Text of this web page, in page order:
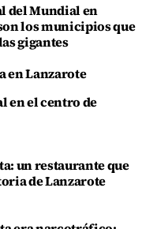
del Mundial en
los municipios que
gigantes
en Lanzarote
en el centro de
un restaurante que
de Lanzarote